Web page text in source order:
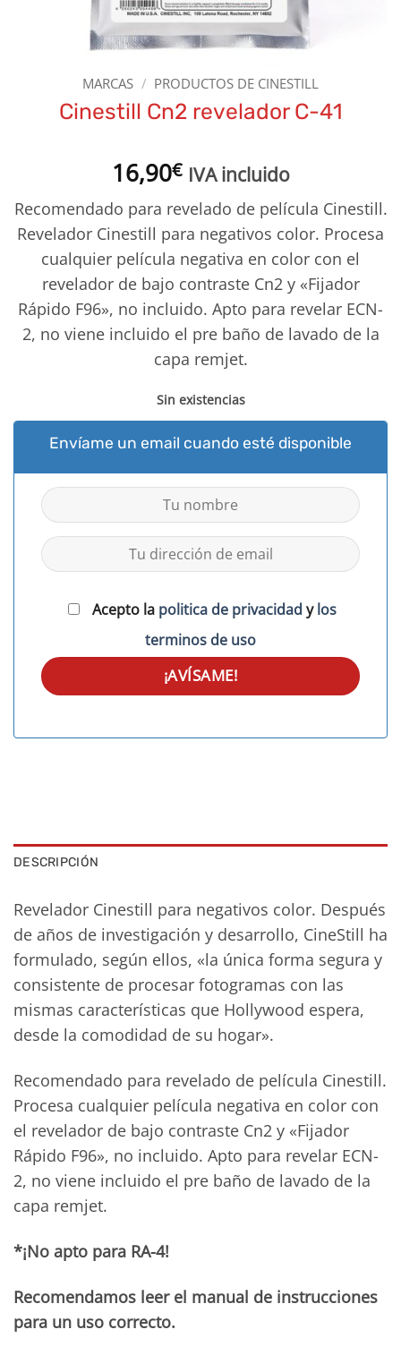
MARCAS / PRODUCTOS DE CINESTILL
Cinestill Cn2 revelador C-41
16,90€ IVA incluido
Recomendado para revelado de película Cinestill.
Revelador Cinestill para negativos color. Procesa
cualquier película negativa en color con el
revelador de bajo contraste Cn2 y «Fijador
Rápido F96», no incluido. Apto para revelar ECN-
2, no viene incluido el pre baño de lavado de la
capa remjet.
Sin existencias
Envíame un email cuando esté disponible
Acepto la politica de privacidad ylos
terminos de uso
DESCRIPCIÓN
Revelador Cinestill para negativos color. Después
de años de investigación y desarrollo, CineStill ha
formulado, según ellos, «la única forma segura y
consistente de procesar fotogramas con las
mismas características que Hollywood espera,
desde la comodidad de su hogar».
Recomendado para revelado de película Cinestill.
Procesa cualquier película negativa en color con
el revelador de bajo contraste Cn2 y «Fijador
Rápido F96», no incluido. Apto para revelar ECN-
2, no viene incluido el pre baño de lavado de la
capa remjet.
*¡No apto para RA-4!
Recomendamos leer el manual de instrucciones
para un uso correcto.